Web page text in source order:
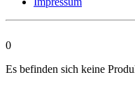
0
Es befinden sich keine